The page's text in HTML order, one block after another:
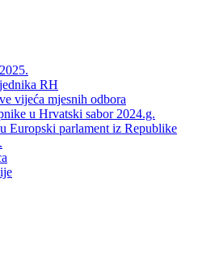
RH
vijeća mjesnih odbora
u Hrvatski sabor 2024.g.
Europski parlament iz Republike